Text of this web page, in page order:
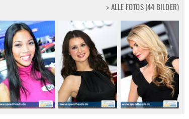
> ALLE FOTOS (44 BILDER)